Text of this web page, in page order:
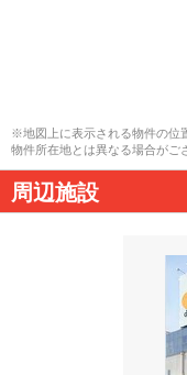
※地図上に表示される物件の位
物件所在地とは異なる場合がご
周辺施設